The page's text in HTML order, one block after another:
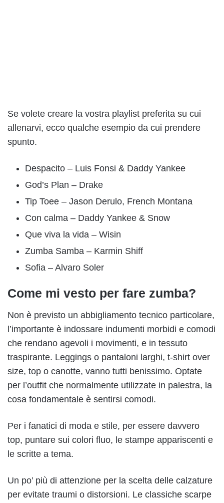
Se volete creare la vostra playlist preferita su cui
allenarvi, ecco qualche esempio da cui prendere
spunto.
Despacito – Luis Fonsi & Daddy Yankee
God’s Plan – Drake
Tip Toee – Jason Derulo, French Montana
Con calma – Daddy Yankee & Snow
Que viva la vida – Wisin
Zumba Samba – Karmin Shiff
Sofia – Alvaro Soler
Come mi vesto per fare zumba?
Non è previsto un abbigliamento tecnico particolare,
l’importante è indossare indumenti morbidi e comodi
che rendano agevoli i movimenti, e in tessuto
traspirante. Leggings o pantaloni larghi, t-shirt over
size, top o canotte, vanno tutti benissimo. Optate
per l’outfit che normalmente utilizzate in palestra, la
cosa fondamentale è sentirsi comodi.
Per i fanatici di moda e stile, per essere davvero
top, puntare sui colori fluo, le stampe appariscenti e
le scritte a tema.
Un po’ più di attenzione per la scelta delle calzature
per evitate traumi o distorsioni. Le classiche scarpe